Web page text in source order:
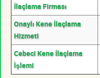
İlaçlama Firması
Onaylı Kene İlaçlama
Hizmeti
Cebeci Kene İlaçlama
İşlemi